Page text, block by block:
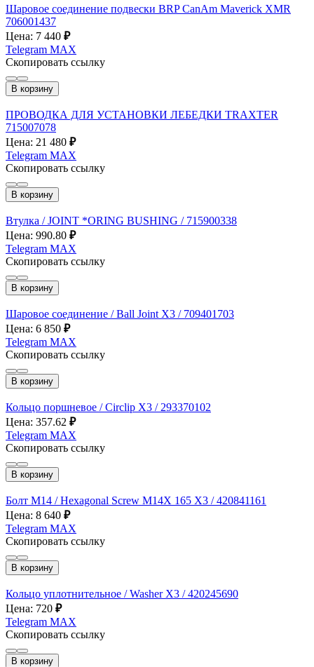
Шаровое соединение подвески BRP CanAm Maverick XMR
706001437
Цена: 7 440 ₽
Telegram MAX
Скопировать ссылку
В корзину
ПРОВОДКА ДЛЯ УСТАНОВКИ ЛЕБЕДКИ TRAXTER
715007078
Цена: 21 480 ₽
Telegram MAX
Скопировать ссылку
В корзину
Втулка / JOINT *ORING BUSHING / 715900338
Цена: 990.80 ₽
Telegram MAX
Скопировать ссылку
В корзину
Шаровое соединение / Ball Joint X3 / 709401703
Цена: 6 850 ₽
Telegram MAX
Скопировать ссылку
В корзину
Кольцо поршневое / Circlip X3 / 293370102
Цена: 357.62 ₽
Telegram MAX
Скопировать ссылку
В корзину
Болт М14 / Hexagonal Screw M14X 165 X3 / 420841161
Цена: 8 640 ₽
Telegram MAX
Скопировать ссылку
В корзину
Кольцо уплотнительное / Washer X3 / 420245690
Цена: 720 ₽
Telegram MAX
Скопировать ссылку
В корзину